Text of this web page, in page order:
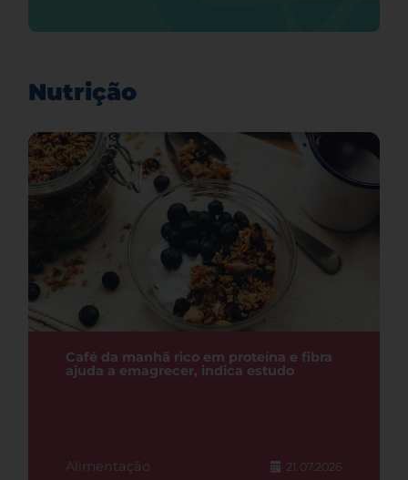
Nutrição
Café da manhã rico em proteína e fibra
ajuda a emagrecer, indica estudo
Alimentação 21.07.2026